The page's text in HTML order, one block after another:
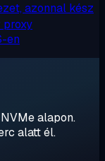
azonnal kész
proxy
en
alapon.
alatt él.